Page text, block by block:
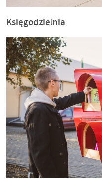
Księgodzielnia